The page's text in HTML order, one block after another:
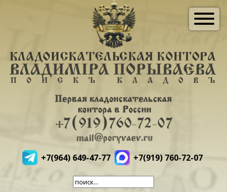
+7(964) 649-47-77 +7(919) 760-72-07